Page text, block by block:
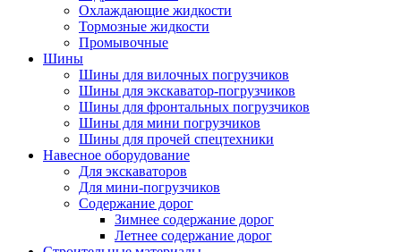
Охлаждающие жидкости
Тормозные жидкости
Промывочные
Шины
Шины для вилочных погрузчиков
Шины для экскаватор-погрузчиков
Шины для фронтальных погрузчиков
Шины для мини погрузчиков
Шины для прочей спецтехники
Навесное оборудование
Для экскаваторов
Для мини-погрузчиков
Содержание дорог
Зимнее содержание дорог
Летнее содержание дорог